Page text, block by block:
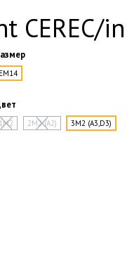
CEREC/
EM14
1M2 2M2 (A2) 3M2 (A3,D3)